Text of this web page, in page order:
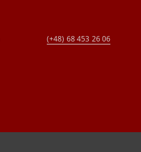
(+48) 68 453 26 06